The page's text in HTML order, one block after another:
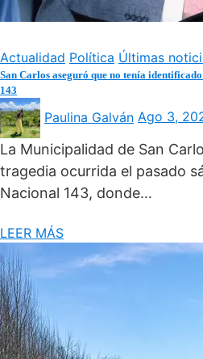
Actualidad Política Últimas
San Carlos aseguró que no tenía
143
Paulina Galván Ago 3,
La Municipalidad de San
tragedia ocurrida el pasado
Nacional 143, donde…
LEER MÁS